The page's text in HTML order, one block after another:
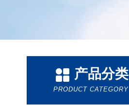
产品分类
PRODUCT CATEGORY